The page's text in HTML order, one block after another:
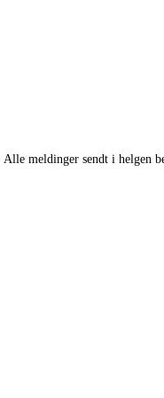
meldinger sendt i helgen